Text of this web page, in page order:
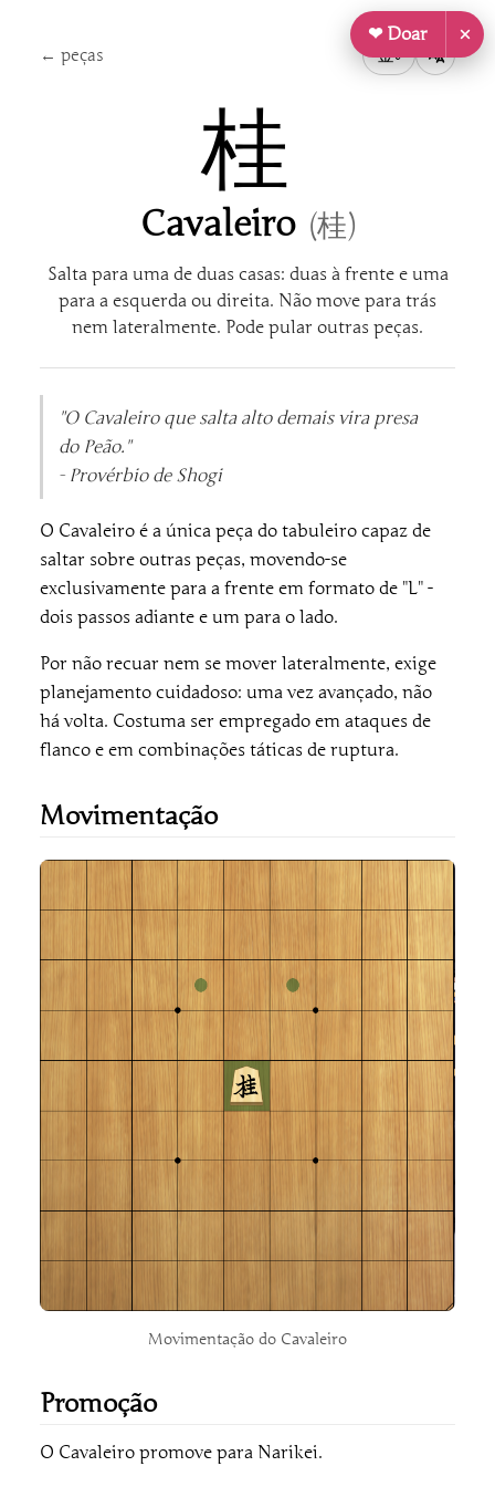
← peças 金0
桂
Cavaleiro (桂)
Salta para uma de duas casas: duas à frente e uma
para a esquerda ou direita. Não move para trás
nem lateralmente. Pode pular outras peças.
"O Cavaleiro que salta alto demais vira presa
do Peão."
- Provérbio de Shogi
O Cavaleiro é a única peça do tabuleiro capaz de
saltar sobre outras peças, movendo-se
exclusivamente para a frente em formato de "L" -
dois passos adiante e um para o lado.
Por não recuar nem se mover lateralmente, exige
planejamento cuidadoso: uma vez avançado, não
há volta. Costuma ser empregado em ataques de
flanco e em combinações táticas de ruptura.
Movimentação
Movimentação do Cavaleiro
Promoção
O Cavaleiro promove para Narikei.
❤ Doar